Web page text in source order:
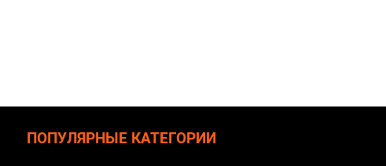
ПОПУЛЯРНЫЕ КАТЕГОРИИ